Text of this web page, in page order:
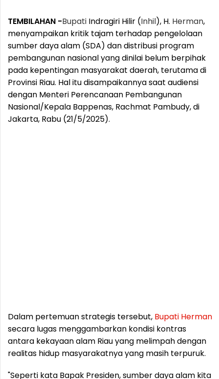
TEMBILAHAN -Bupati Indragiri Hilir (Inhil), H. Herman,
menyampaikan kritik tajam terhadap pengelolaan
sumber daya alam (SDA) dan distribusi program
pembangunan nasional yang dinilai belum berpihak
pada kepentingan masyarakat daerah, terutama di
Provinsi Riau. Hal itu disampaikannya saat audiensi
dengan Menteri Perencanaan Pembangunan
Nasional/Kepala Bappenas, Rachmat Pambudy, di
Jakarta, Rabu (21/5/2025).
Dalam pertemuan strategis tersebut, Bupati Herman
secara lugas menggambarkan kondisi kontras
antara kekayaan alam Riau yang melimpah dengan
realitas hidup masyarakatnya yang masih terpuruk.
"Seperti kata Bapak Presiden, sumber daya alam kita